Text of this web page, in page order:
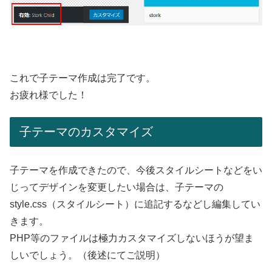
これで子テーマ作成は完了です。
お疲れ様でした！
子テーマのカスタマイズ
子テーマを作成できたので、今後スタイルシートなどをい
じってデザインを変更したい場合は、子テーマの
style.css（スタイルシート）に追記するなどし編集してい
きます。
PHP等のファイルは極力カスタマイズしないほうが望ま
しいでしょう。（後述にてご説明）